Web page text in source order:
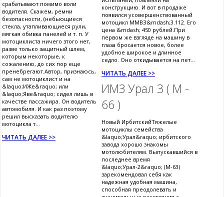
срабатывают помимо воли
водителя. Скажем, ремни
безопасности, (небьющиеся
стекла, утапливающиеся рули,
мягкая обивка панелей и т. п. У
мотоциклиста ничего зтого нет,
разве только защитный шлем,
которым некоторые, к
сожалению, до сих пор еще
пренебрегают.Автор, признаюсь,
сам не мотоциклист и на
&laquo;ИЖе&raquo; или
&laquo;Яве&raquo; сидел лишь в
качестве пассажира. Он водитель
автомобиля. И как раз поэтому
решил высказать водителю
мотоцикла т...
ЧИТАТЬ ДАЛЕЕ >>
конструкцию. И вот в продаже
появился усовершенствованный
мотоцикл ММВЗ&mdash;3.112. Его
цена &mdash; 450 рублей.При
первом же взгляде на машину в
глаза бросается новое, более
удобное широкое и длинное
седло. Оно откидывается на пет...
ЧИТАТЬ ДАЛЕЕ >>
ИМЗ Урал 3 ( М -
66 )
Новый ИрбитскийТяжелые
мотоциклы семейства
&laquo;Урал&raquo; ирбитского
завода хорошо знакомы
мотолюбителям. Выпускавшийся в
последнее время
&laquo;Урал-2&raquo; (М-63)
зарекомендовал себя как
надежная удобная машина,
способная преодолевать и